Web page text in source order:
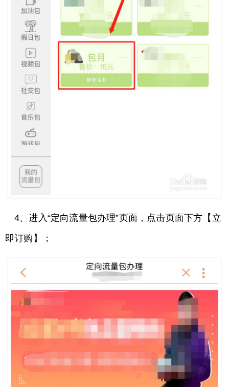
4、进入“定向流量包办理”页面，点击页面下方【立
即订购】；